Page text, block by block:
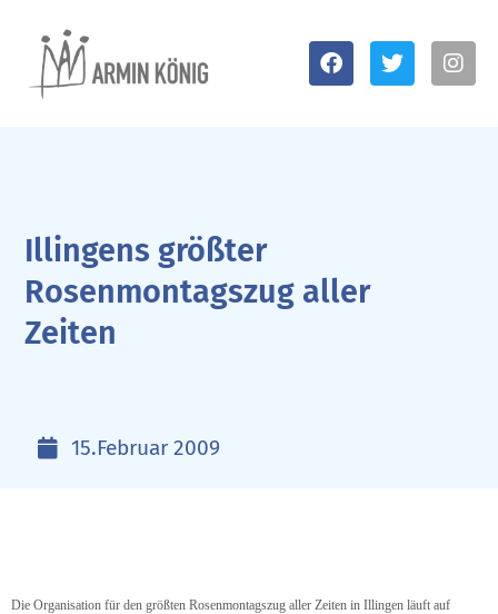
Illingens größter
Rosenmontagszug aller
Zeiten
15.Februar 2009
Die Organisation für den größten Rosenmontagszug aller Zeiten in Illingen läuft auf